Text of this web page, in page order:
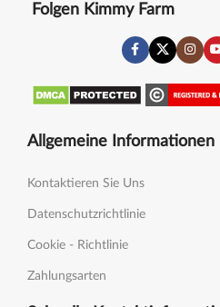
Folgen Kimmy Farm
Allgemeine Informationen
Kontaktieren Sie Uns
Datenschutzrichtlinie
Cookie - Richtlinie
Zahlungsarten